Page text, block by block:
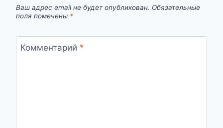
Ваш адрес email не будет опубликован. Обязательные
поля помечены *
Комментарий *